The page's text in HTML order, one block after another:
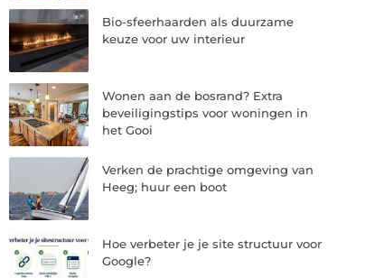
Bio-sfeerhaarden als duurzame
keuze voor uw interieur
Wonen aan de bosrand? Extra
beveiligingstips voor woningen in
het Gooi
Verken de prachtige omgeving van
Heeg; huur een boot
Hoe verbeter je je site structuur voor
Google?